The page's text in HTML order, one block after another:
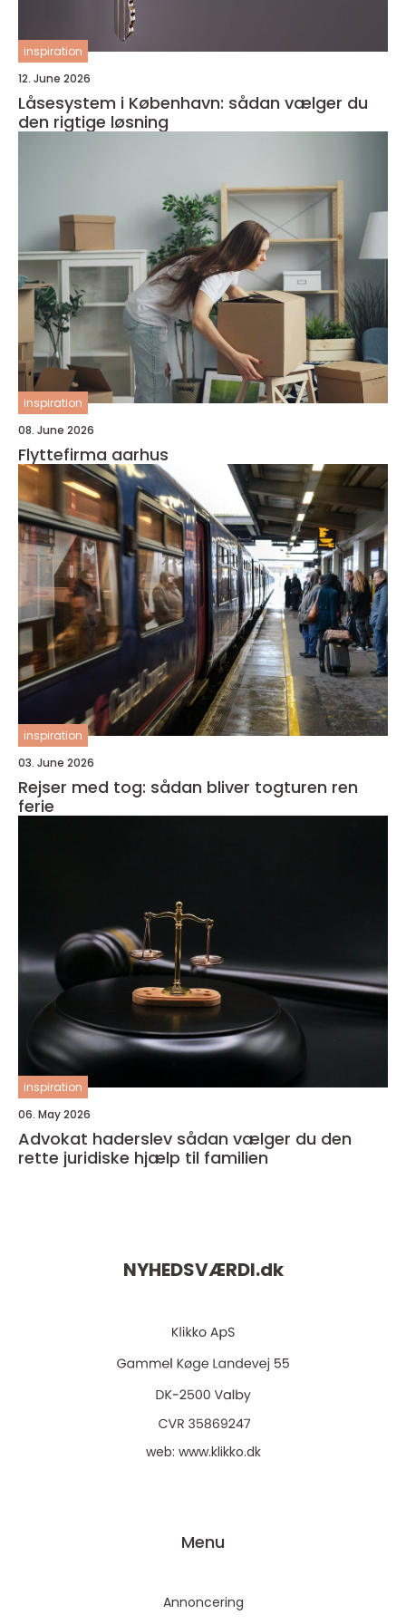
inspiration
12. June 2026
Låsesystem i København: sådan vælger du
den rigtige løsning
inspiration
08. June 2026
Flyttefirma aarhus
inspiration
03. June 2026
Rejser med tog: sådan bliver togturen ren
ferie
inspiration
06. May 2026
Advokat haderslev sådan vælger du den
rette juridiske hjælp til familien
NYHEDSVÆRDI.dk
web: www.klikko.dk
Menu
Annoncering